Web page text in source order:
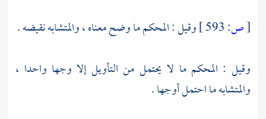
[ص:
وقيل : المحكم ما وضح معناه ، والمتشابه نقيضه .
وقيل : المحكم ما لا يحتمل من التأويل إلا وجها واحدا ،
والمتشابه ما احتمل أوجها .